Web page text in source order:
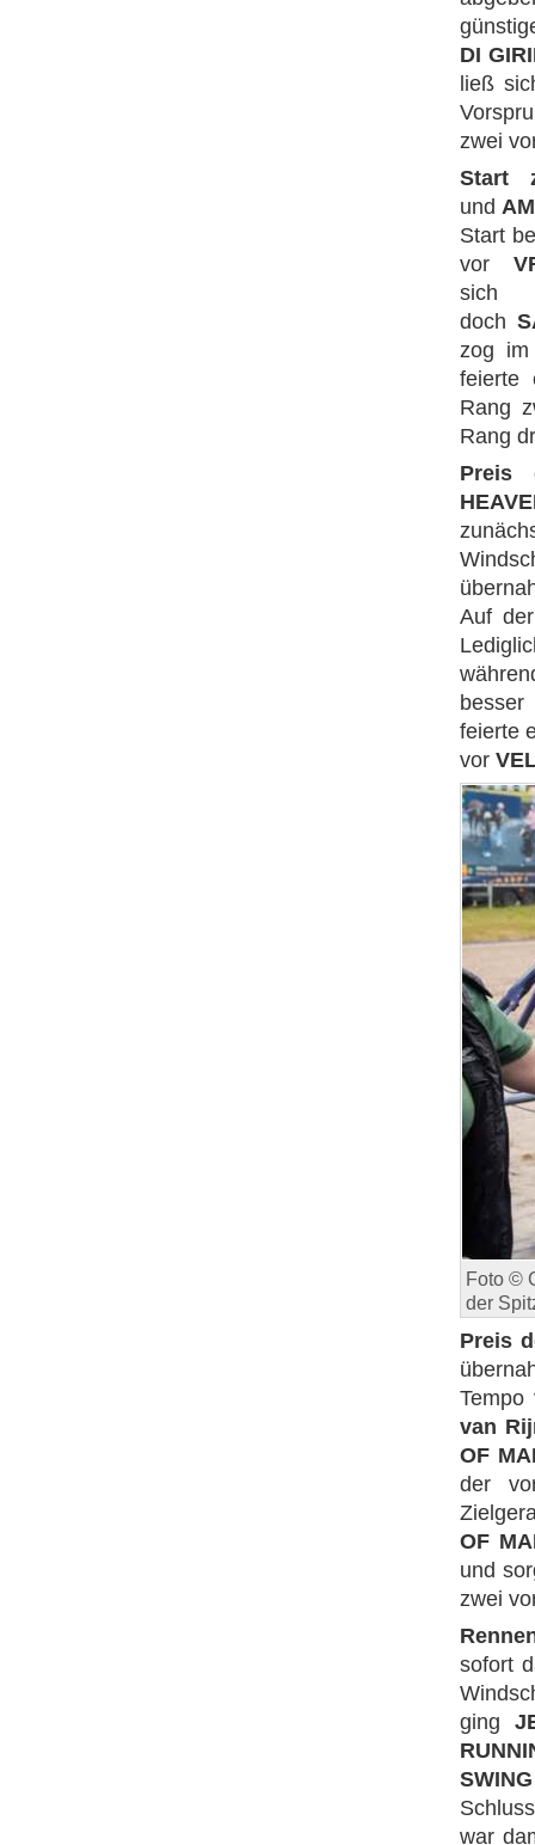
DI
ließ
zwei
Start
und
Start
vor
sich
doch
zog im
feierte
Rang
Rang
Preis
Auf
feierte
vor
Foto ©
der
Preis
Tempo
van
OF
der
OF
und
zwei
sofort
ging
SWING
war